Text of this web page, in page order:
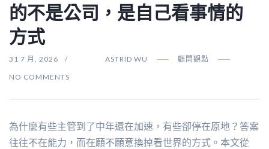
的不是公司，是自己看事情的
方式
31 7 月, 2026 ASTRID WU
顧問觀點
NO COMMENTS
為什麼有些主管到了中年還在加速，有些卻停在原地？答案
往往不在能力，而在願不願意換掉看世界的方式。本文從